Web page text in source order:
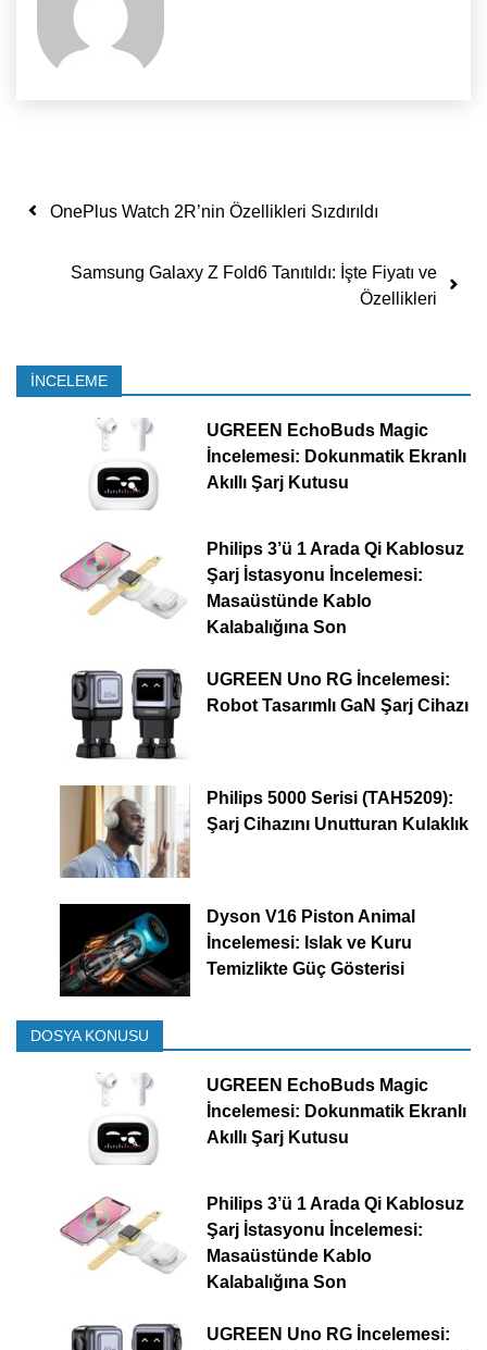
Yazı dolaşımı
OnePlus Watch 2R’nin Özellikleri Sızdırıldı
Samsung Galaxy Z Fold6 Tanıtıldı: İşte Fiyatı ve
Özellikleri
İNCELEME
UGREEN EchoBuds Magic
İncelemesi: Dokunmatik Ekranlı
Akıllı Şarj Kutusu
Philips 3’ü 1 Arada Qi Kablosuz
Şarj İstasyonu İncelemesi:
Masaüstünde Kablo
Kalabalığına Son
UGREEN Uno RG İncelemesi:
Robot Tasarımlı GaN Şarj Cihazı
Philips 5000 Serisi (TAH5209):
Şarj Cihazını Unutturan Kulaklık
Dyson V16 Piston Animal
İncelemesi: Islak ve Kuru
Temizlikte Güç Gösterisi
DOSYA KONUSU
UGREEN EchoBuds Magic
İncelemesi: Dokunmatik Ekranlı
Akıllı Şarj Kutusu
Philips 3’ü 1 Arada Qi Kablosuz
Şarj İstasyonu İncelemesi:
Masaüstünde Kablo
Kalabalığına Son
UGREEN Uno RG İncelemesi: